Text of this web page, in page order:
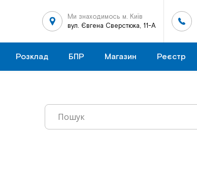
Ми знаходимось м. Київ
вул. Євгена Сверстюка, 11-А
Розклад БПР Магазин Реєстр